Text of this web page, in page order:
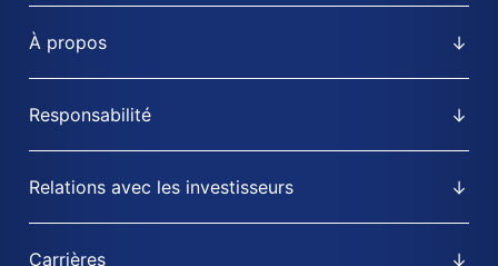
À propos
Responsabilité
Relations avec les investisseurs
Carrières